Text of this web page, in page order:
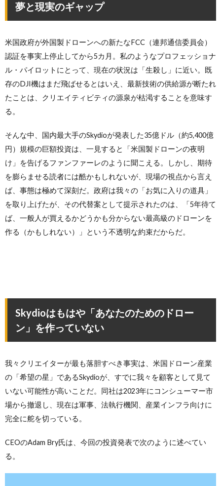
夢と現実のギャップ
米国政府が外国製ドローンへの新たなFCC（連邦通信委員会）
認証を事実上停止してから5カ月。私のようなプロフェッショナ
ル・パイロットにとって、現在の状況は「生殺し」に近い。既
存のDJI機はまだ飛ばせるとはいえ、最新技術の供給源が断たれ
たことは、クリエイティビティの源泉が枯渇することを意味す
る。
そんな中、国内最大手のSkydioが発表した35億ドル（約5,400億
円）規模の巨額投資は、一見すると「米国製ドローンの夜明
け」を告げるファンファーレのように聞こえる。しかし、期待
を膨らませる読者には酷かもしれないが、現場の視点から言え
ば、事態は極めて深刻だ。政府は我々の「お気に入りの道具」
を取り上げたが、その代替案として提示されたのは、「5年待て
ば、一般人が買えるかどうかも分からない最高級のドローンを
作る（かもしれない）」という不透明な約束だからだ。
Skydioはもはや「あなたのためのドロー
ン」を作っていない
我々クリエイターが最も落胆すべき事実は、米国ドローン産業
の「希望の星」であるSkydioが、すでに我々を顧客として見て
いない可能性が高いことだ。同社は2023年にコンシューマー市
場から撤退し、現在は軍事、法執行機関、産業インフラ向けに
完全に舵を切っている。
CEOのAdam Bry氏は、今回の投資発表で次のように述べてい
る。